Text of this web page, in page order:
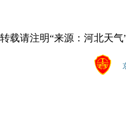
转载请注明“来源：河北天气